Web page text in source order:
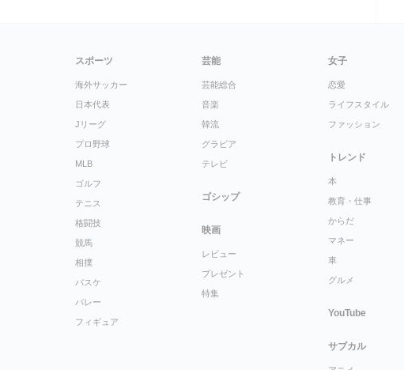
スポーツ
海外サッカー
日本代表
Jリーグ
プロ野球
MLB
ゴルフ
テニス
格闘技
競馬
相撲
バスケ
バレー
フィギュア
芸能
芸能総合
音楽
韓流
グラビア
テレビ
ゴシップ
映画
レビュー
プレゼント
特集
女子
恋愛
ライフスタイル
ファッション
トレンド
本
教育・仕事
からだ
マネー
車
グルメ
YouTube
サブカル